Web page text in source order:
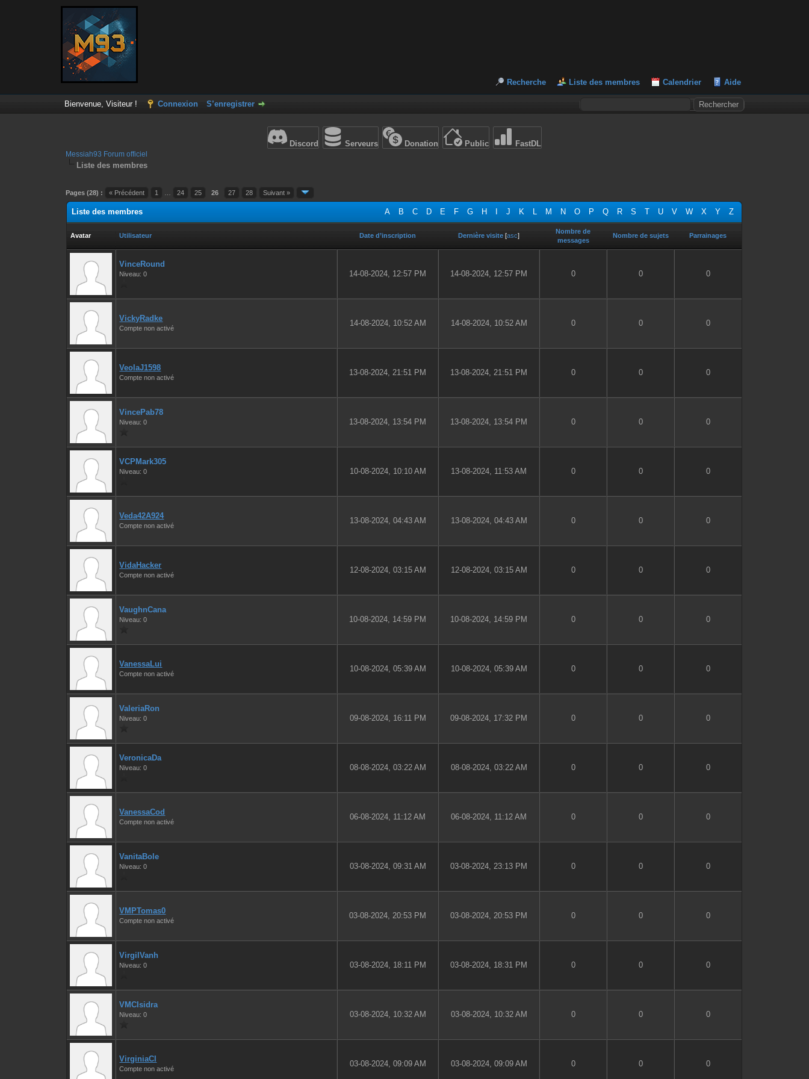
Recherche Liste des membres Calendrier Aide
Bienvenue, Visiteur ! Connexion S’enregistrer
Discord Serveurs Donation Public FastDL
Messiah93 Forum officiel
Liste des membres
Pages (28) : « Précédent 1 24 25 26 27 28 Suivant »
A B C D E F G H J K L M N O P Q R S T U V W X Y Z
Liste des membres
Avatar Utilisateur Date d’inscription Dernière visite [asc]
Nombre de
messages
Nombre de sujets Parrainages
VinceRound
Niveau: 0 14-08-2024, 12:57 PM 14-08-2024, 12:57 PM 0 0 0
VickyRadke
Compte non activé
14-08-2024, 10:52 AM 14-08-2024, 10:52 AM 0 0 0
VeolaJ1598
Compte non activé
13-08-2024, 21:51 PM 13-08-2024, 21:51 PM 0 0 0
VincePab78
Niveau: 0 13-08-2024, 13:54 PM 13-08-2024, 13:54 PM 0 0 0
VCPMark305
Niveau: 0 10-08-2024, 10:10 AM 13-08-2024, 11:53 AM 0 0 0
Veda42A924
Compte non activé
13-08-2024, 04:43 AM 13-08-2024, 04:43 AM 0 0 0
VidaHacker
Compte non activé
12-08-2024, 03:15 AM 12-08-2024, 03:15 AM 0 0 0
VaughnCana
Niveau: 0 10-08-2024, 14:59 PM 10-08-2024, 14:59 PM 0 0 0
VanessaLui
Compte non activé
10-08-2024, 05:39 AM 10-08-2024, 05:39 AM 0 0 0
ValeriaRon
Niveau: 0 09-08-2024, 16:11 PM 09-08-2024, 17:32 PM 0 0 0
VeronicaDa
Niveau: 0 08-08-2024, 03:22 AM 08-08-2024, 03:22 AM 0 0 0
VanessaCod
Compte non activé
06-08-2024, 11:12 AM 06-08-2024, 11:12 AM 0 0 0
VanitaBole
Niveau: 0 03-08-2024, 09:31 AM 03-08-2024, 23:13 PM 0 0 0
VMPTomas0
Compte non activé
03-08-2024, 20:53 PM 03-08-2024, 20:53 PM 0 0 0
VirgilVanh
Niveau: 0 03-08-2024, 18:11 PM 03-08-2024, 18:31 PM 0 0 0
VMCIsidra
Niveau: 0 03-08-2024, 10:32 AM 03-08-2024, 10:32 AM 0 0 0
VirginiaCl
Compte non activé
03-08-2024, 09:09 AM 03-08-2024, 09:09 AM 0 0 0